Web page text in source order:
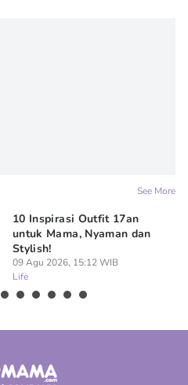
See More
10 Inspirasi Outfit 17an
untuk Mama, Nyaman dan
Stylish!
09 Agu 2026, 15:12 WIB
Life